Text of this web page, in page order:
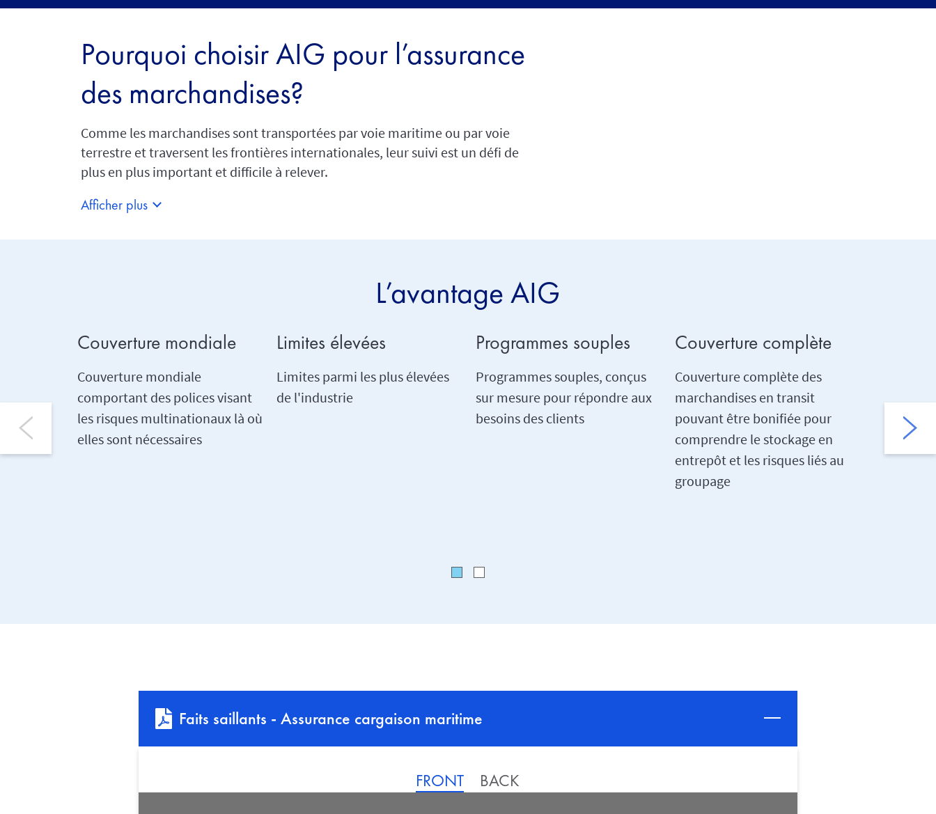
Pourquoi choisir AIG pour l’assurance
des marchandises?
Comme les marchandises sont transportées par voie maritime ou par voie
terrestre et traversent les frontières internationales, leur suivi est un défi de
plus en plus important et difficile à relever.
Afficher plus
L’avantage AIG
Couverture mondiale
Couverture mondiale
comportant des polices visant
les risques multinationaux là où
elles sont nécessaires
Limites élevées
Limites parmi les plus élevées
de l'industrie
Programmes souples
Programmes souples, conçus
sur mesure pour répondre aux
besoins des clients
Couverture complète
Couverture complète des
marchandises en transit
pouvant être bonifiée pour
comprendre le stockage en
entrepôt et les risques liés au
groupage
des
de
Faits saillants - Assurance cargaison maritime
FRONT BACK